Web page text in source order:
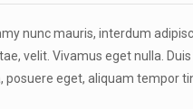
nunc mauris, interdum
velit. Vivamus eget nulla.
posuere eget, aliquam tempor